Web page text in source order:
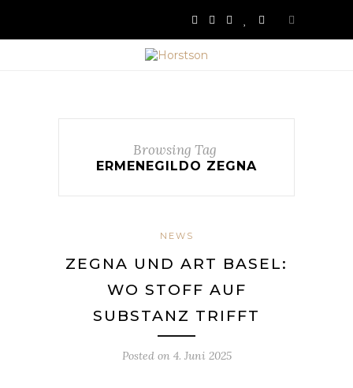
Browsing Tag
ERMENEGILDO ZEGNA
NEWS
ZEGNA UND ART BASEL:
WO STOFF AUF
SUBSTANZ TRIFFT
Posted on 4. Juni 2025